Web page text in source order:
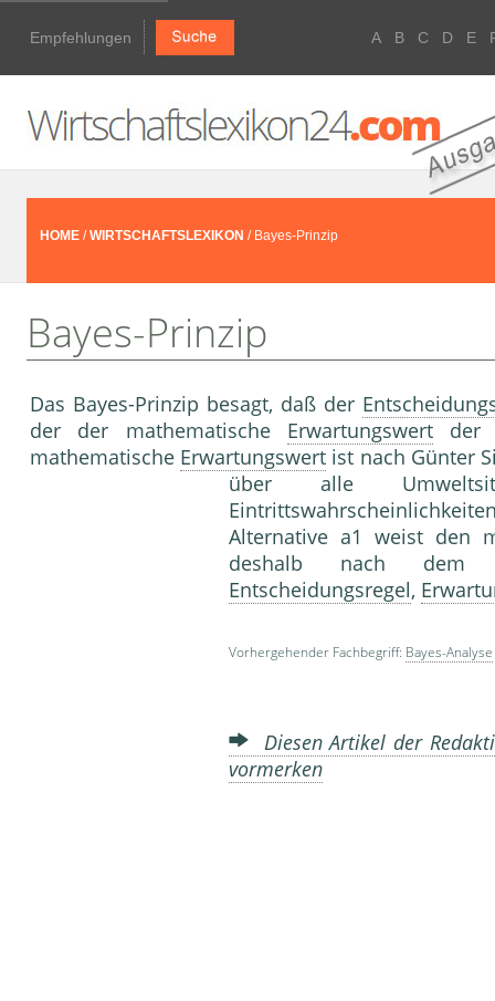
Empfehlungen A B C D E
HOME /WIRTSCHAFTSLEXIKON / Bayes-Prinzip
Bayes-Prinzip
Das Bayes-Prinzip besagt, daß der
der der mathematische Erwartungswert
mathematische Erwartungswert ist nach Günter
über alle
Alternative a1 weist den
deshalb nach dem
Entscheidungsregel,
Vorhergehender Fachbegriff: Bayes-Analyse
Diesen Artikel der
vormerken